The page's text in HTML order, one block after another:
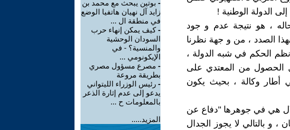
الدولة الوطنية !
، هو نتيجة عدم و جود
الصدد ، من و جهة نظرنا
الحكم في شبه الدولة ،
الحصول من المعتدي على
وكالة ، بحيث يكون
هي في جوهرها "دفاع عن
و بالتالي لا يجوز الجدال
- بوتين يبحث مع محمد بن
زايد آل نهيان هاتفيا الوضع
في منطقة ال ...
-كيف يمكن إنهاء حرب
السودان الوحشية
والمنسية؟ - في
الإيكونومي ...
- مصرع مسؤول مصري
بطريقة مروعة
- رئيس الوزراء الليتواني
يدعو إلى عدم إثارة الذعر
بالمعلومات ح ...
المزيد.....